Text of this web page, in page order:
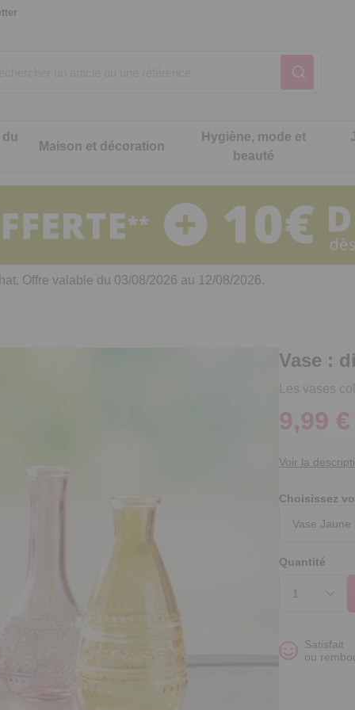
cuisine
de cuisine malins
Notre produit du
Notre produit du
Maison et décoration
Notre produit du
Hygiène, mode et
beauté
intimité
Notre produit du
Notre produit du
Notre produit du
Offre valable du 03/08/2026 au 12/08/2026.
Vase :
Les vases
9,99 €
Voir la
Choisissez
Quantité
Satisfait
ou